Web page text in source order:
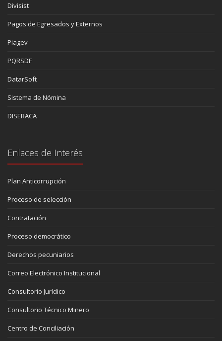
Divisist
Pagos de Egresados y Externos
Piagev
PQRSDF
DatarSoft
Sistema de Nómina
DISERACA
Enlaces de Interés
Plan Anticorrupción
Proceso de selección
Contratación
Proceso democrático
Derechos pecuniarios
Correo Electrónico Institucional
Consultorio Jurídico
Consultorio Técnico Minero
Centro de Conciliación